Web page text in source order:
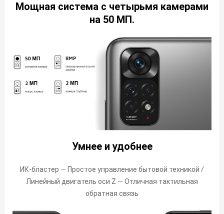
Мощная система с четырьмя камерами
на 50 МП.
Умнее и удобнее
ИК-бластер — Простое управление бытовой техникой /
Линейный двигатель оси Z — Отличная тактильная
обратная связь